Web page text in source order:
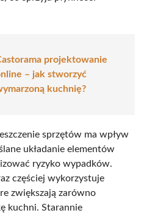
projektowanie
– jak stworzyć
kuchnię?
sprzętów ma wpływ
układanie elementów
ryzyko wypadków.
częściej wykorzystuje
zwiększają zarówno
kuchni. Starannie